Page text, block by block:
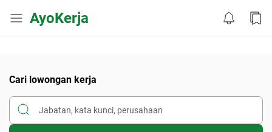
AyoKerja
Cari lowongan kerja